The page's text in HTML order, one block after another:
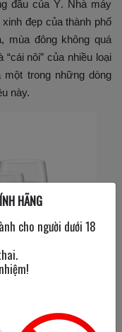
đầu của Ý. Nhà máy
đẹp của thành phố
mùa đông không quá
nôi” của nhiều loại
trong những dòng
này.
HÃNG
cho người dưới 18